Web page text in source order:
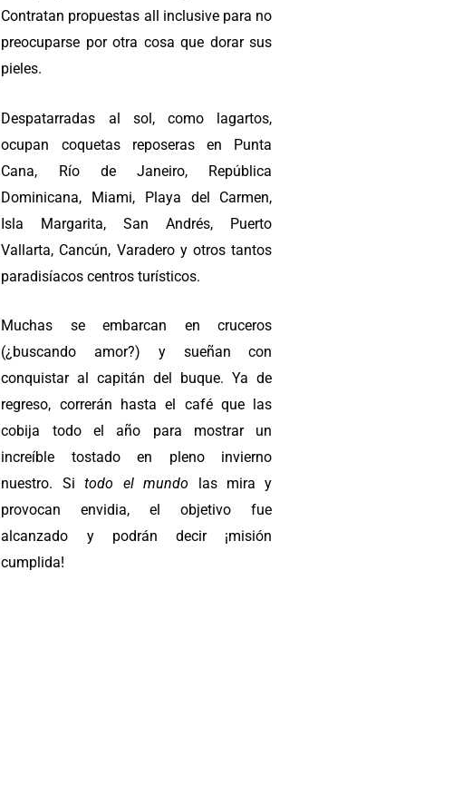
Contratan propuestas all inclusive para no
preocuparse por otra cosa que dorar sus
pieles.
Despatarradas al sol, como lagartos,
ocupan coquetas reposeras en Punta
Cana, Río de Janeiro, República
Dominicana, Miami, Playa del Carmen,
Isla Margarita, San Andrés, Puerto
Vallarta, Cancún, Varadero y otros tantos
paradisíacos centros turísticos.
Muchas se embarcan en cruceros
(¿buscando amor?) y sueñan con
conquistar al capitán del buque. Ya de
regreso, correrán hasta el café que las
cobija todo el año para mostrar un
increíble tostado en pleno invierno
nuestro. Sitodo el mundo las mira y
provocan envidia, el objetivo fue
alcanzado y podrán decir ¡misión
cumplida!